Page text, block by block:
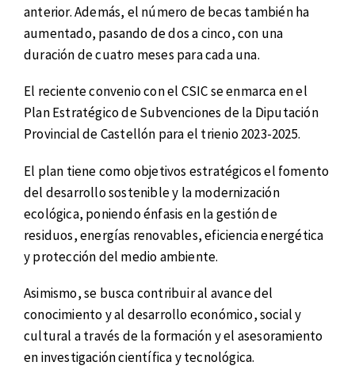
anterior. Además, el número de becas también ha
aumentado, pasando de dos a cinco, con una
duración de cuatro meses para cada una.
El reciente convenio con el CSIC se enmarca en el
Plan Estratégico de Subvenciones de la Diputación
Provincial de Castellón para el trienio 2023-2025.
El plan tiene como objetivos estratégicos el fomento
del desarrollo sostenible y la modernización
ecológica, poniendo énfasis en la gestión de
residuos, energías renovables, eficiencia energética
y protección del medio ambiente.
Asimismo, se busca contribuir al avance del
conocimiento y al desarrollo económico, social y
cultural a través de la formación y el asesoramiento
en investigación científica y tecnológica.